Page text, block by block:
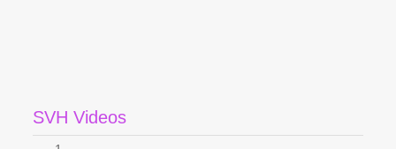
SVH Videos